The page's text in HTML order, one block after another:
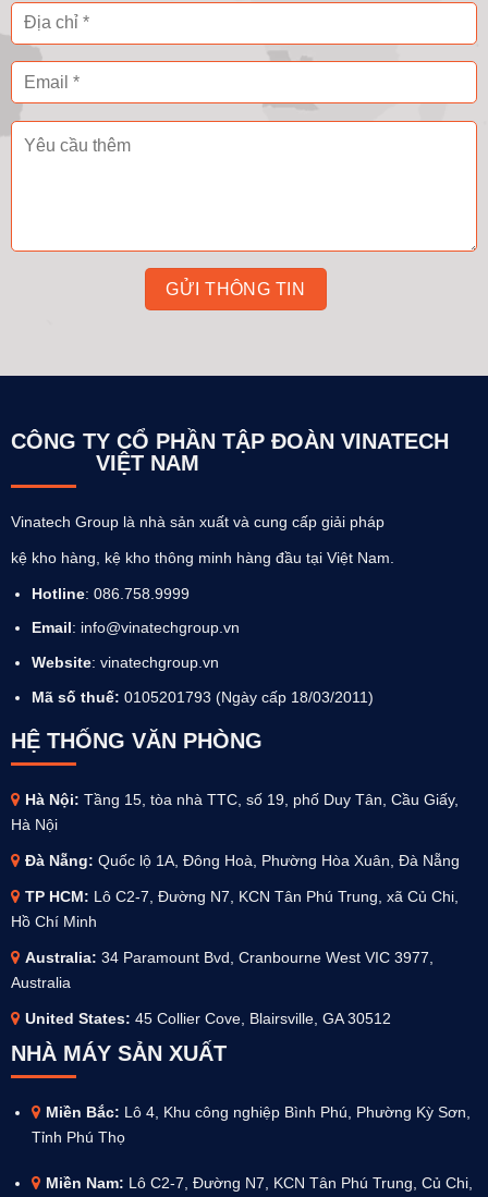
CÔNG TY CỔ PHẦN TẬP ĐOÀN VINATECH
VIỆT NAM
Vinatech Group là nhà sản xuất và cung cấp giải pháp
kệ kho hàng, kệ kho thông minh hàng đầu tại Việt Nam.
Hotline: 086.758.9999
Email: info@vinatechgroup.vn
Website: vinatechgroup.vn
Mã số thuế: 0105201793 (Ngày cấp 18/03/2011)
HỆ THỐNG VĂN PHÒNG
Hà Nội: Tầng 15, tòa nhà TTC, số 19, phố Duy Tân, Cầu Giấy,
Hà Nội
Đà Nẵng: Quốc lộ 1A, Đông Hoà, Phường Hòa Xuân, Đà Nẵng
TP HCM: Lô C2-7, Đường N7, KCN Tân Phú Trung, xã Củ Chi,
Hồ Chí Minh
Australia: 34 Paramount Bvd, Cranbourne West VIC 3977,
Australia
United States: 45 Collier Cove, Blairsville, GA 30512
NHÀ MÁY SẢN XUẤT
Miền Bắc: Lô 4, Khu công nghiệp Bình Phú, Phường Kỳ Sơn,
Tỉnh Phú Thọ
Miền Nam: Lô C2-7, Đường N7, KCN Tân Phú Trung, Củ Chi,